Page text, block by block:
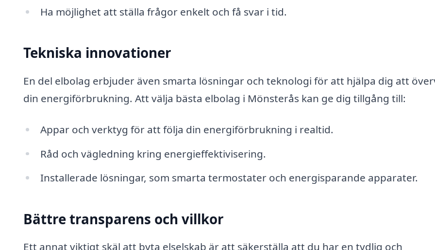
Ha möjlighet att ställa frågor enkelt och få svar i tid.
Tekniska innovationer
En del elbolag erbjuder även smarta lösningar och teknologi för att hjälpa dig att
din energiförbrukning. Att välja bästa elbolag i Mönsterås kan ge dig tillgång till:
Appar och verktyg för att följa din energiförbrukning i realtid.
Råd och vägledning kring energieffektivisering.
Installerade lösningar, som smarta termostater och energisparande apparater.
Bättre transparens och villkor
Ett annat viktigt skäl att byta elselskab är att säkerställa att du har en tydlig och